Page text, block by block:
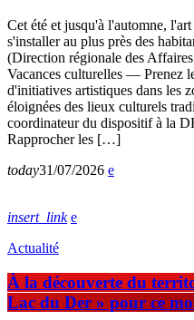
Cet été et jusqu'à l'automne,
s'installer au plus près des
(Direction régionale des
Vacances culturelles — Prenez
d'initiatives artistiques dans les
éloignées des lieux culturels
coordinateur du dispositif à la
Rapprocher les […]
today31/07/2026
insert_link
Actualité
À la découverte du
Lac du Der » pour ce